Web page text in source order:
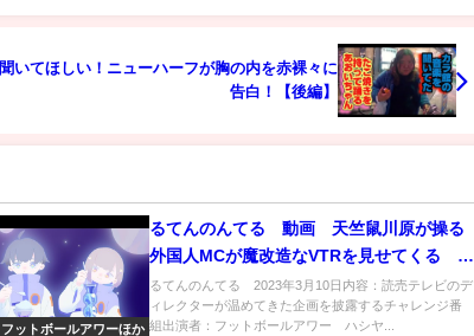
聞いてほしい！ニューハーフが胸の内を赤裸々に
告白！【後編】
フットボールアワーほか
るてんのんてる 動画 天竺鼠川原が操る
外国人MCが魔改造なVTRを見せてくる 3
月10日
るてんのんてる 2023年3月10日内容：読売テレビのデ
ィレクターが温めてきた企画を披露するチャレンジ番
組出演者：フットボールアワー ハシヤ...